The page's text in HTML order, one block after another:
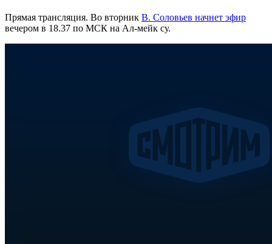
Прямая трансляция. Во вторник В. Соловьев начнет эфир
вечером в 18.37 по МСК на Ал-мейк су.